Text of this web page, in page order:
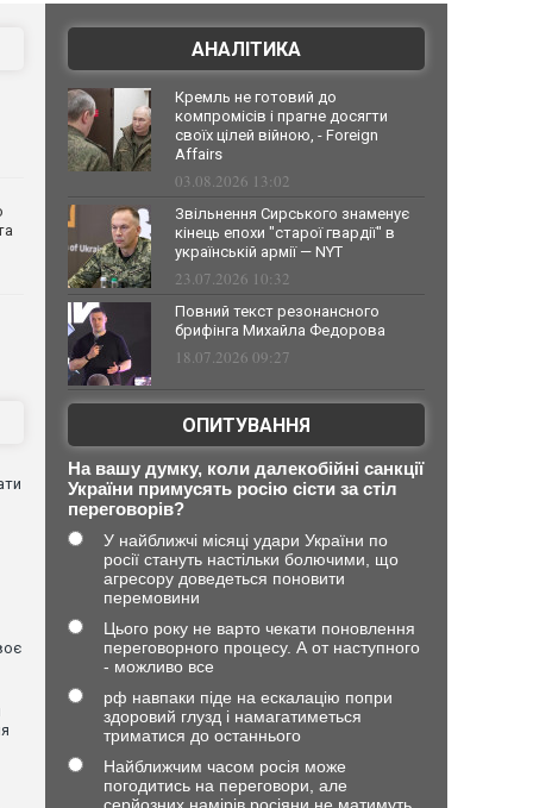
АНАЛІТИКА
Кремль не готовий до
компромісів і прагне досягти
своїх цілей війною, - Foreign
Affairs
03.08.2026 13:02
Звільнення Сирського знаменує
кінець епохи "старої гвардії" в
українській армії — NYT
23.07.2026 10:32
Повний текст резонансного
брифінга Михайла Федорова
18.07.2026 09:27
ОПИТУВАННЯ
На вашу думку, коли далекобійні санкції
України примусять росію сісти за стіл
переговорів?
У найближчі місяці удари України по
росії стануть настільки болючими, що
агресору доведеться поновити
перемовини
Цього року не варто чекати поновлення
переговорного процесу. А от наступного
- можливо все
рф навпаки піде на ескалацію попри
здоровий глузд і намагатиметься
триматися до останнього
Найближчим часом росія може
погодитись на переговори, але